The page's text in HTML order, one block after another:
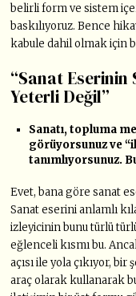
belirli form ve sistem
baskılıyoruz. Bence
kabule dahil olmak için
“Sanat Eserinin
Yeterli Değil”
Sanatı, topluma
görüyorsunuz ve
tanımlıyorsunuz.
Evet, bana göre sanat
Sanat eserini anlamlı
izleyicinin bunu türlü
eğlenceli kısmı bu.
açısı ile yola çıkıyor,
araç olarak kullanarak